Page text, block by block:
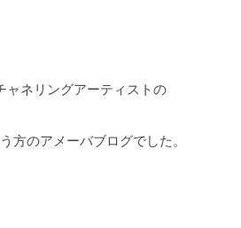
ネリングアーティストの
方のアメーバブログでした。